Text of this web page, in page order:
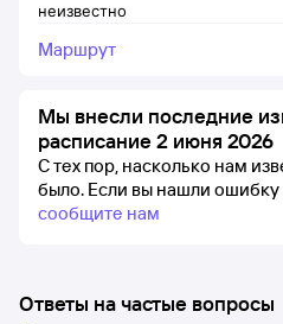
неизвестно
Маршрут
Мы внесли последние
расписание 2 июня 2026
С тех пор, насколько нам
было. Если вы нашли ошибку
сообщите нам
Ответы на частые вопросы